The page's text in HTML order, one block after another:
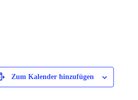
Zum Kalender hinzufügen